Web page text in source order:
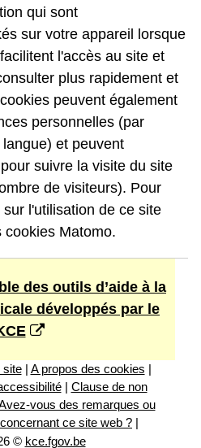
qui sont
sur votre appareil lorsque
l'accès au site et
plus rapidement et
peuvent également
personnelles (par
et peuvent
suivre la visite du site
de visiteurs). Pour
l'utilisation de ce site
cookies Matomo.
des outils d’aide à la
développés par le
site| A propos des cookies |
| Clause de non
vous des remarques ou
ce site web ? |
© kce.fgov.be